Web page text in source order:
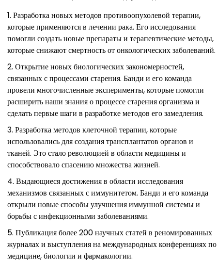
Разработка новых методов противоопухолевой терапии,
которые применяются в лечении рака. Его исследования
помогли создать новые препараты и терапевтические методы,
которые снижают смертность от онкологических заболеваний.
Открытие новых биологических закономерностей,
связанных с процессами старения. Банди и его команда
провели многочисленные эксперименты, которые помогли
расширить наши знания о процессе старения организма и
сделать первые шаги в разработке методов его замедления.
Разработка методов клеточной терапии, которые
использовались для создания трансплантатов органов и
тканей. Это стало революцией в области медицины и
способствовало спасению множества жизней.
Выдающиеся достижения в области исследования
механизмов связанных с иммунитетом. Банди и его команда
открыли новые способы улучшения иммунной системы и
борьбы с инфекционными заболеваниями.
Публикация более 200 научных статей в реномированных
журналах и выступления на международных конференциях по
медицине, биологии и фармакологии.